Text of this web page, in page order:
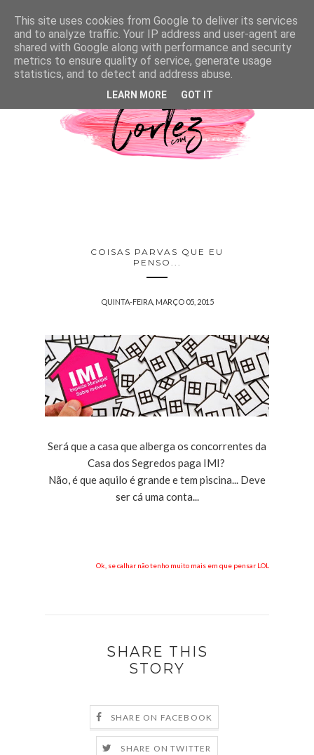
COISAS PARVAS QUE EU
PENSO...
QUINTA-FEIRA, MARÇO 05, 2015
Será que a casa que alberga os concorrentes da
Casa dos Segredos paga IMI?
Não, é que aquilo é grande e tem piscina... Deve
ser cá uma conta...
Ok, se calhar não tenho muito mais em que pensar LOL
SHARE THIS
STORY
SHARE ON FACEBOOK
SHARE ON TWITTER
This site uses cookies from Google to deliver its services
and to analyze traffic. Your IP address and user-agent are
shared with Google along with performance and security
metrics to ensure quality of service, generate usage
statistics, and to detect and address abuse.
LEARN MORE GOT IT